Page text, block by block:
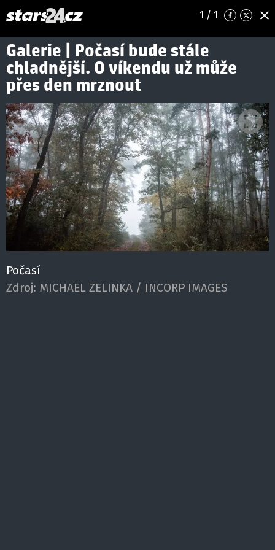
1 / 1
Galerie | Počasí bude stále
chladnější. O víkendu už může
přes den mrznout
Počasí
Zdroj: MICHAEL ZELINKA / INCORP IMAGES